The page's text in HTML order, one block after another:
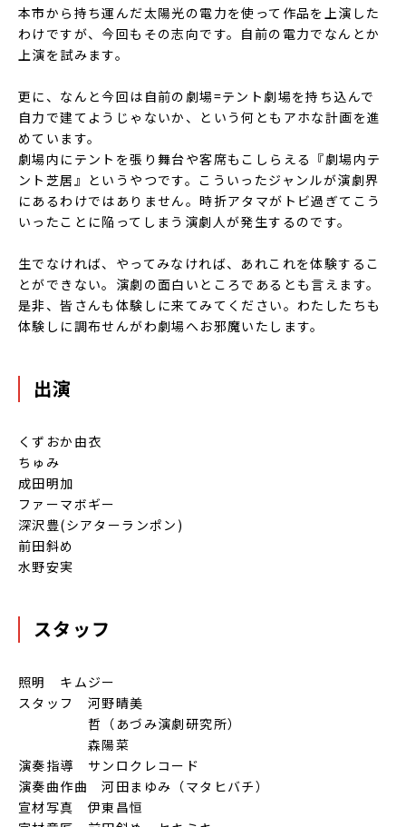
本市から持ち運んだ太陽光の電力を使って作品を上演した
わけですが、今回もその志向です。自前の電力でなんとか
上演を試みます。
更に、なんと今回は自前の劇場=テント劇場を持ち込んで
自力で建てようじゃないか、という何ともアホな計画を進
めています。
劇場内にテントを張り舞台や客席もこしらえる『劇場内テ
ント芝居』というやつです。こういったジャンルが演劇界
にあるわけではありません。時折アタマがトビ過ぎてこう
いったことに陥ってしまう演劇人が発生するのです。
生でなければ、やってみなければ、あれこれを体験するこ
とができない。演劇の面白いところであるとも言えます。
是非、皆さんも体験しに来てみてください。わたしたちも
体験しに調布せんがわ劇場へお邪魔いたします。
出演
くずおか由衣
ちゅみ
成田明加
ファーマボギー
深沢豊(シアターランポン)
前田斜め
水野安実
スタッフ
照明 キムジー
スタッフ 河野晴美
哲（あづみ演劇研究所）
森陽菜
演奏指導 サンロクレコード
演奏曲作曲 河田まゆみ（マタヒバチ）
宣材写真 伊東昌恒